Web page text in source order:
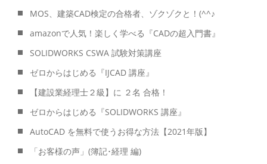
MOS、建築CAD検定の合格者、ゾクゾクと！(^^♪
amazonで人気！楽しく学べる『CADの超入門書』
SOLIDWORKS CSWA 試験対策講座
ゼロからはじめる『IJCAD 講座』
【建設業経理士２級】に ２名 合格！
ゼロからはじめる『SOLIDWORKS 講座』
AutoCAD を無料で使うお得な方法【2021年版】
「お客様の声」(簿記･経理 編)